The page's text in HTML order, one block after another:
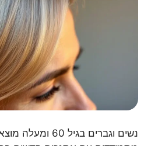
נשים וגברים